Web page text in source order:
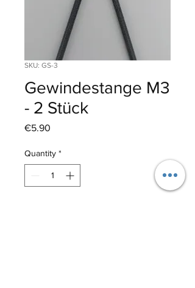
SKU: GS-3
Gewindestange M3
- 2 Stück
€5.90
Quantity *